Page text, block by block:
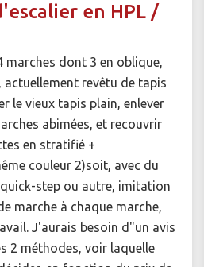
en HPL /
marches dont 3 en oblique,
revêtu de tapis
le vieux tapis plain, enlever
abimées, et recouvrir
en stratifié +
couleur 2)soit, avec du
step ou autre, imitation
marche à chaque marche,
J'aurais besoin d"un avis
2 méthodes, voir laquelle